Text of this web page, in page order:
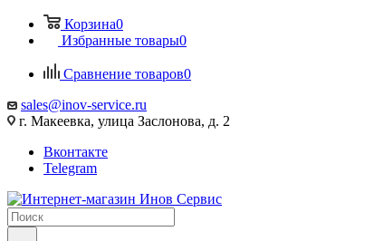
Корзина0
Избранные товары0
Сравнение товаров0
sales@inov-service.ru
г. Макеевка, улица Заслонова, д. 2
Вконтакте
Telegram